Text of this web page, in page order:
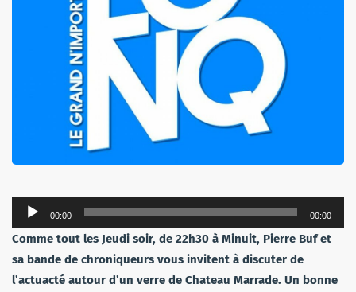
Lecteur
audio
00:00 00:00
Comme tout les Jeudi soir, de 22h30 à Minuit, Pierre Buf et
sa bande de chroniqueurs vous invitent à discuter de
l’actuacté autour d’un verre de Chateau Marrade. Un bonne